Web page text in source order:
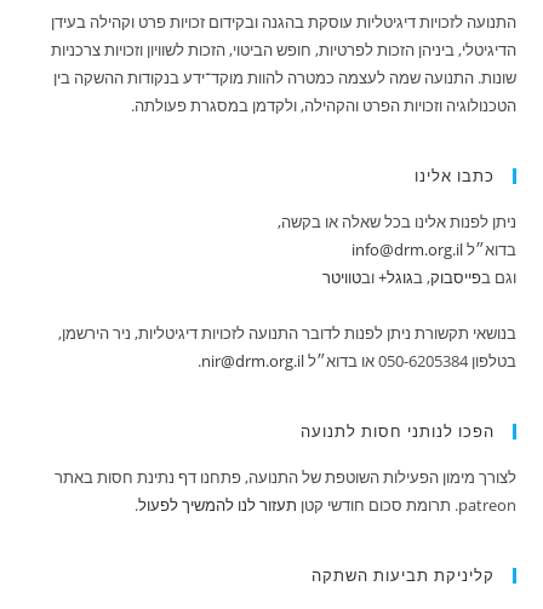
התנועה לזכויות דיגיטליות עוסקת בהגנה ובקידום זכויות פרט וקהילה בעידן
הדיגיטלי, ביניהן הזכות לפרטיות, חופש הביטוי, הזכות לשוויון וזכויות צרכניות
שונות. התנועה שמה לעצמה כמטרה להוות מוקד־ידע בנקודות ההשקה בין
הטכנולוגיה וזכויות הפרט והקהילה, ולקדמן במסגרת פעולתה.
כתבו אלינו
ניתן לפנות אלינו בכל שאלה או בקשה,
בדוא״לinfo@drm.org.il
וגם ב‪פייסבוק‬‏, ב‪גוגל+ובטוויטר
בנושאי תקשורת ניתן לפנות לדובר התנועה לזכויות דיגיטליות, ניר הירשמן,
בטלפון 050-6205384 או בדוא״ל
nir@drm.org.il
.
הפכו לנותני חסות לתנועה
לצורך מימון הפעילות השוטפת של התנועה, פתחנו דף נתינת חסות באתר
patreon. תרומת סכום חודשי קטן
תעזור לנו להמשיך לפעול.
קליניקת תביעות השתקה